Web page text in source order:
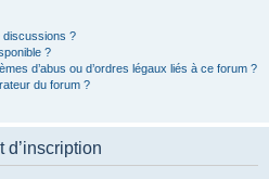
discussions ?
?
d’abus ou d’ordres légaux liés à ce forum ?
du forum ?
d’inscription